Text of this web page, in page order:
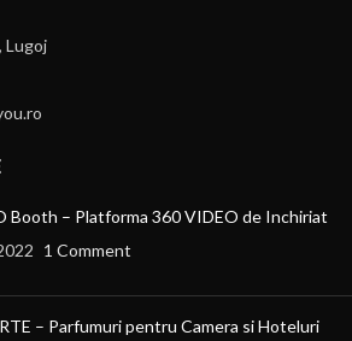
Lugoj
Booth – Platforma 360 VIDEO de Inchiriat
1 Comment
– Parfumuri pentru Camera si Hoteluri